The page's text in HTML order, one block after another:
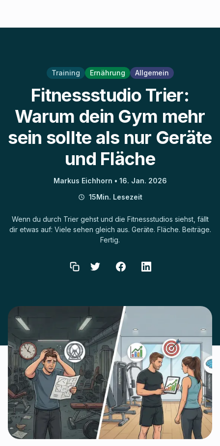
Training Ernährung Allgemein
Fitnessstudio Trier:
Warum dein Gym mehr
sein sollte als nur Geräte
und Fläche
Markus Eichhorn • 16. Jan. 2026
15Min. Lesezeit
Wenn du durch Trier gehst und die Fitnessstudios siehst, fällt
dir etwas auf: Viele sehen gleich aus. Geräte. Fläche. Beiträge.
Fertig.